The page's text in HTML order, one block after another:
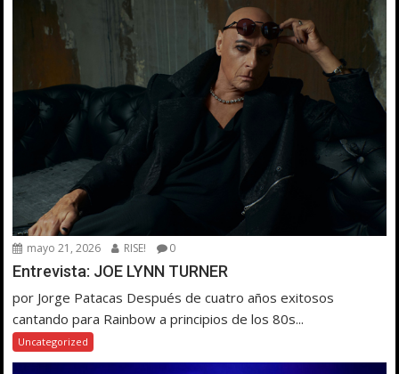
mayo 21, 2026 RISE! 0
Entrevista: JOE LYNN TURNER
por Jorge Patacas Después de cuatro años exitosos
cantando para Rainbow a principios de los 80s...
Uncategorized